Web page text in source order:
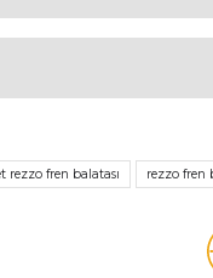
noktaları öneri
teşekkür ederiz.
bozuk veya
rezzo fren balatası rezzo fren